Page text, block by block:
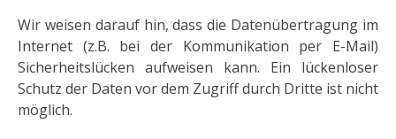
Wir weisen darauf hin, dass die Datenübertragung im
Internet (z.B. bei der Kommunikation per E-Mail)
Sicherheitslücken aufweisen kann. Ein lückenloser
Schutz der Daten vor dem Zugriff durch Dritte ist nicht
möglich.